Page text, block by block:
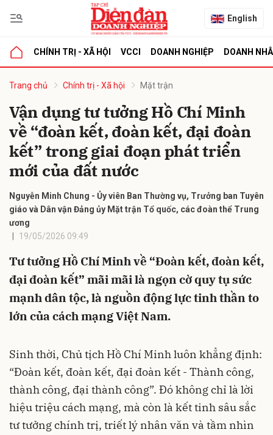
English
CHÍNH TRỊ - XÃ HỘI VCCI DOANH NGHIỆP DOANH
Trang chủ Chính trị - Xã hội Mặt trận
Vận dụng tư tưởng Hồ Chí Minh
về “đoàn kết, đoàn kết, đại đoàn
kết” trong giai đoạn phát triển
mới của đất nước
Nguyễn Minh Chung - Ủy viên Ban Thường vụ, Trưởng ban Tuyên
giáo và Dân vận Đảng ủy Mặt trận Tổ quốc, các đoàn thể Trung
ương
19/05/2026 09:49
Tư tưởng Hồ Chí Minh về “Đoàn kết, đoàn kết,
đại đoàn kết” mãi mãi là ngọn cờ quy tụ sức
mạnh dân tộc, là nguồn động lực tinh thần to
lớn của cách mạng Việt Nam.
Sinh thời, Chủ tịch Hồ Chí Minh luôn khẳng định:
“Đoàn kết, đoàn kết, đại đoàn kết - Thành công,
thành công, đại thành công”. Đó không chỉ là lời
hiệu triệu cách mạng, mà còn là kết tinh sâu sắc
tư tưởng chính trị, triết lý nhân văn và tầm nhìn
luận
Hủy